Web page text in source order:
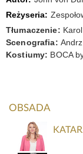
Reżyseria:
Tłumaczenie:
Scenografia:
Kostiumy: BOCA
OBSADA